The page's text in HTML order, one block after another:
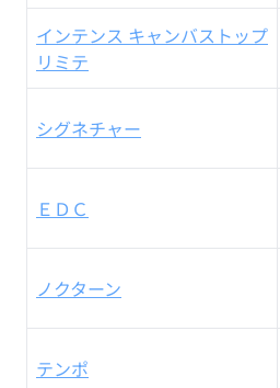
インテンス キャンバストップ
リミテ
シグネチャー
ＥＤＣ
ノクターン
テンポ